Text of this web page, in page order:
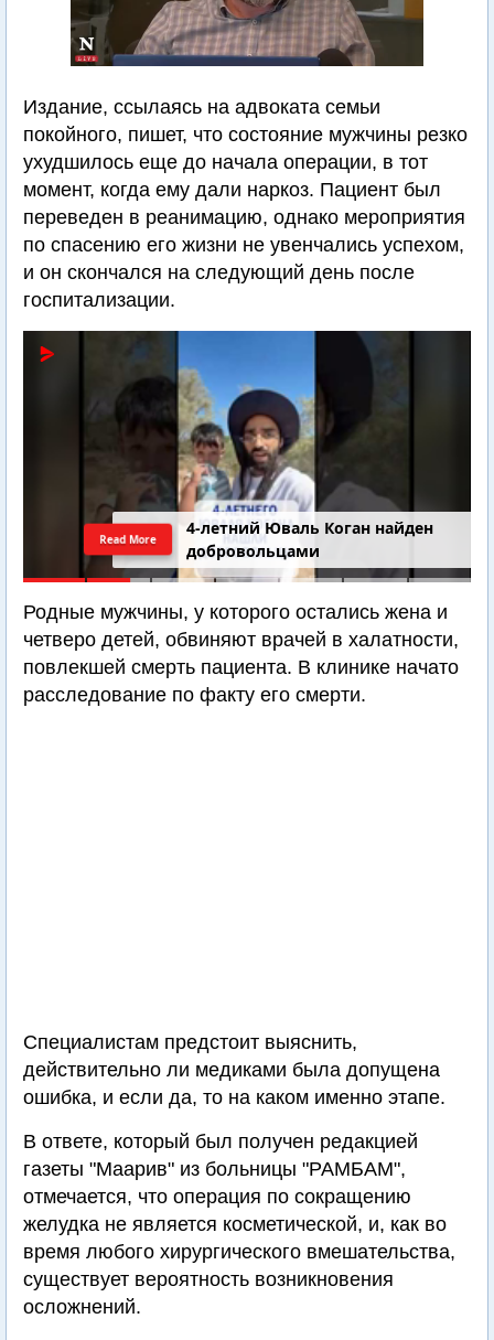
Издание, ссылаясь на адвоката семьи
покойного, пишет, что состояние мужчины резко
ухудшилось еще до начала операции, в тот
момент, когда ему дали наркоз. Пациент был
переведен в реанимацию, однако мероприятия
по спасению его жизни не увенчались успехом,
и он скончался на следующий день после
госпитализации.
4-летний Юваль Коган найден
добровольцами
Read More
Родные мужчины, у которого остались жена и
четверо детей, обвиняют врачей в халатности,
повлекшей смерть пациента. В клинике начато
расследование по факту его смерти.
Специалистам предстоит выяснить,
действительно ли медиками была допущена
ошибка, и если да, то на каком именно этапе.
В ответе, который был получен редакцией
газеты "Маарив" из больницы "РАМБАМ",
отмечается, что операция по сокращению
желудка не является косметической, и, как во
время любого хирургического вмешательства,
существует вероятность возникновения
осложнений.